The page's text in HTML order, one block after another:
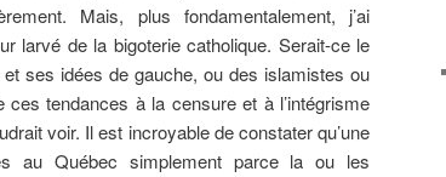
Mais, plus fondamentalement, j’ai
larvé de la bigoterie catholique. Serait-ce le
ses idées de gauche, ou des islamistes ou
tendances à la censure et à l’intégrisme
voir. Il est incroyable de constater qu’une
au Québec simplement parce la ou les